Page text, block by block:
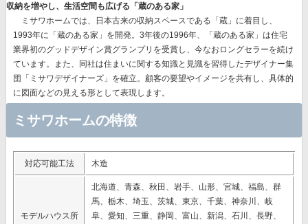
収納を増やし、生活空間も広げる「蔵のある家」
ミサワホームでは、
日本古来の収納スペースである「蔵」に着目 し、
1993年に「蔵のある家」を開発。3年後の1996年、
「蔵のある家」は住宅
業界初のグッドデザイン賞グランプリを受賞し、今なおロングセラーを続け
ています。また、同社は住まいに関する知識と見識を習得したデザイナー集
団「ミサワデザイナーズ」を確立。顧客の要望やイメージを共有し、具体的
に図面などの見える形として表現します。
ミサワホームの特徴
対応可能工法 木造
モデルハウス所
北海道、青森、秋田、岩手、山形、宮城、福島、群
馬、栃木、埼玉、茨城、東京、千葉、神奈川、岐
阜、愛知、三重、静岡、富山、新潟、石川、長野、